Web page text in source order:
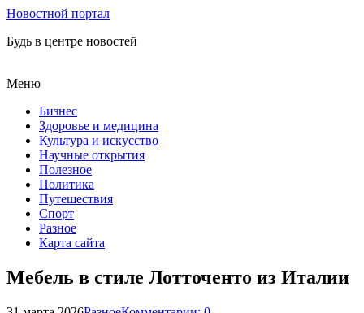
Новостной портал
Будь в центре новостей
Меню
Бизнес
Здоровье и медицина
Культура и искусство
Научные открытия
Полезное
Политика
Путешествия
Спорт
Разное
Карта сайта
Мебель в стиле Лотточенто из Италии